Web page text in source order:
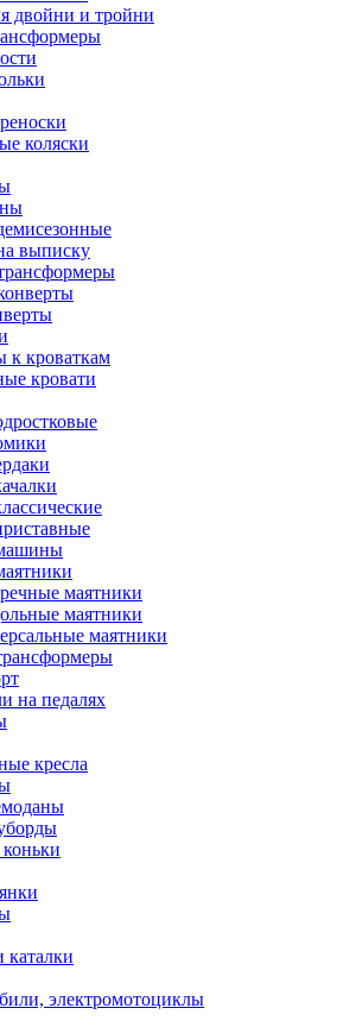
двойни и тройни
коляски
выписку
к кроваткам
кровати
маятники
маятники
маятники
на педалях
кресла
каталки
электромотоциклы